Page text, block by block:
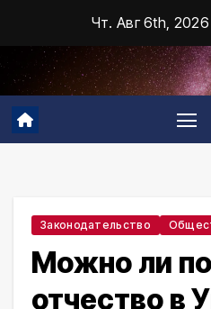
содержимому
Чт. Авг 6th, 2026
Законодательство
Можно ли
отчество в